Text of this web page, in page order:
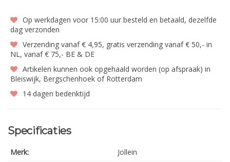
Op werkdagen voor 15:00 uur besteld en betaald, dezelfde
dag verzonden
Verzending vanaf € 4,95, gratis verzending vanaf € 50,- in
NL, vanaf € 75,- BE & DE
Artikelen kunnen ook opgehaald worden (op afspraak) in
Bleiswijk, Bergschenhoek of Rotterdam
14 dagen bedenktijd
Specificaties
Merk:
Jollein